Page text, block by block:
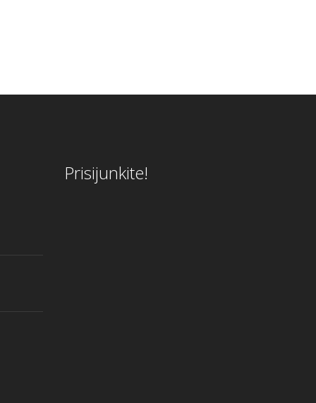
Prisijunkite!